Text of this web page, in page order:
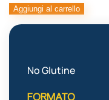
quantità
Aggiungi al carrello
No Glutine
FORMATO